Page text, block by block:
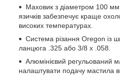
Маховик з діаметром 100
язичків забезпечує краще
високих температурах.
Система різання Oregon із
ланцюга .325 або 3/8 x .058.
Алюмінієвий регульований
налаштувати подачу мастила